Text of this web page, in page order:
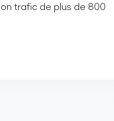
trafic de plus de 800